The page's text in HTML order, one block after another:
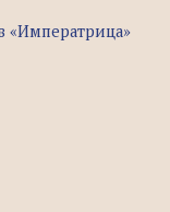
«Императрица»